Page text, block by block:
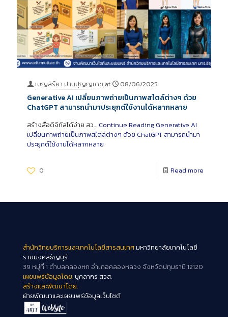
เบญสิร์ยา ปานปุญญเดช at 08/06/2025
Generative AI เปลี่ยนภาพถ่ายเป็นภาพสไตล์ต่างๆ ด้วย
ChatGPT สามารถนำมาประยุกต์ใช้งานได้หลากหลาย
สร้างสื่อดิจิทัลได้ง่าย สว… Continue Reading Generative AI
เปลี่ยนภาพถ่ายเป็นภาพสไตล์ต่างๆ ด้วย ChatGPT สามารถนำมา
ประยุกต์ใช้งานได้หลากหลาย
0 Read more
สำนักวิทยบริการและเทคโนโลยีสารสนเทศมหาวิทยาลัยเทคโนโลยี
ราชมงคลธัญบุรี
39 หมู่ที่ 1 ตำบลคลองหก อำเภอคลองหลวง จังหวัดปทุมธานี 12120
เผยแพร่ข้อมูลโดย.บุคลากร สวส.
สร้างและพัฒนาโดย.
ฝ่ายพัฒนาและเผยแพร่ข้อมูลเว็บไซต์